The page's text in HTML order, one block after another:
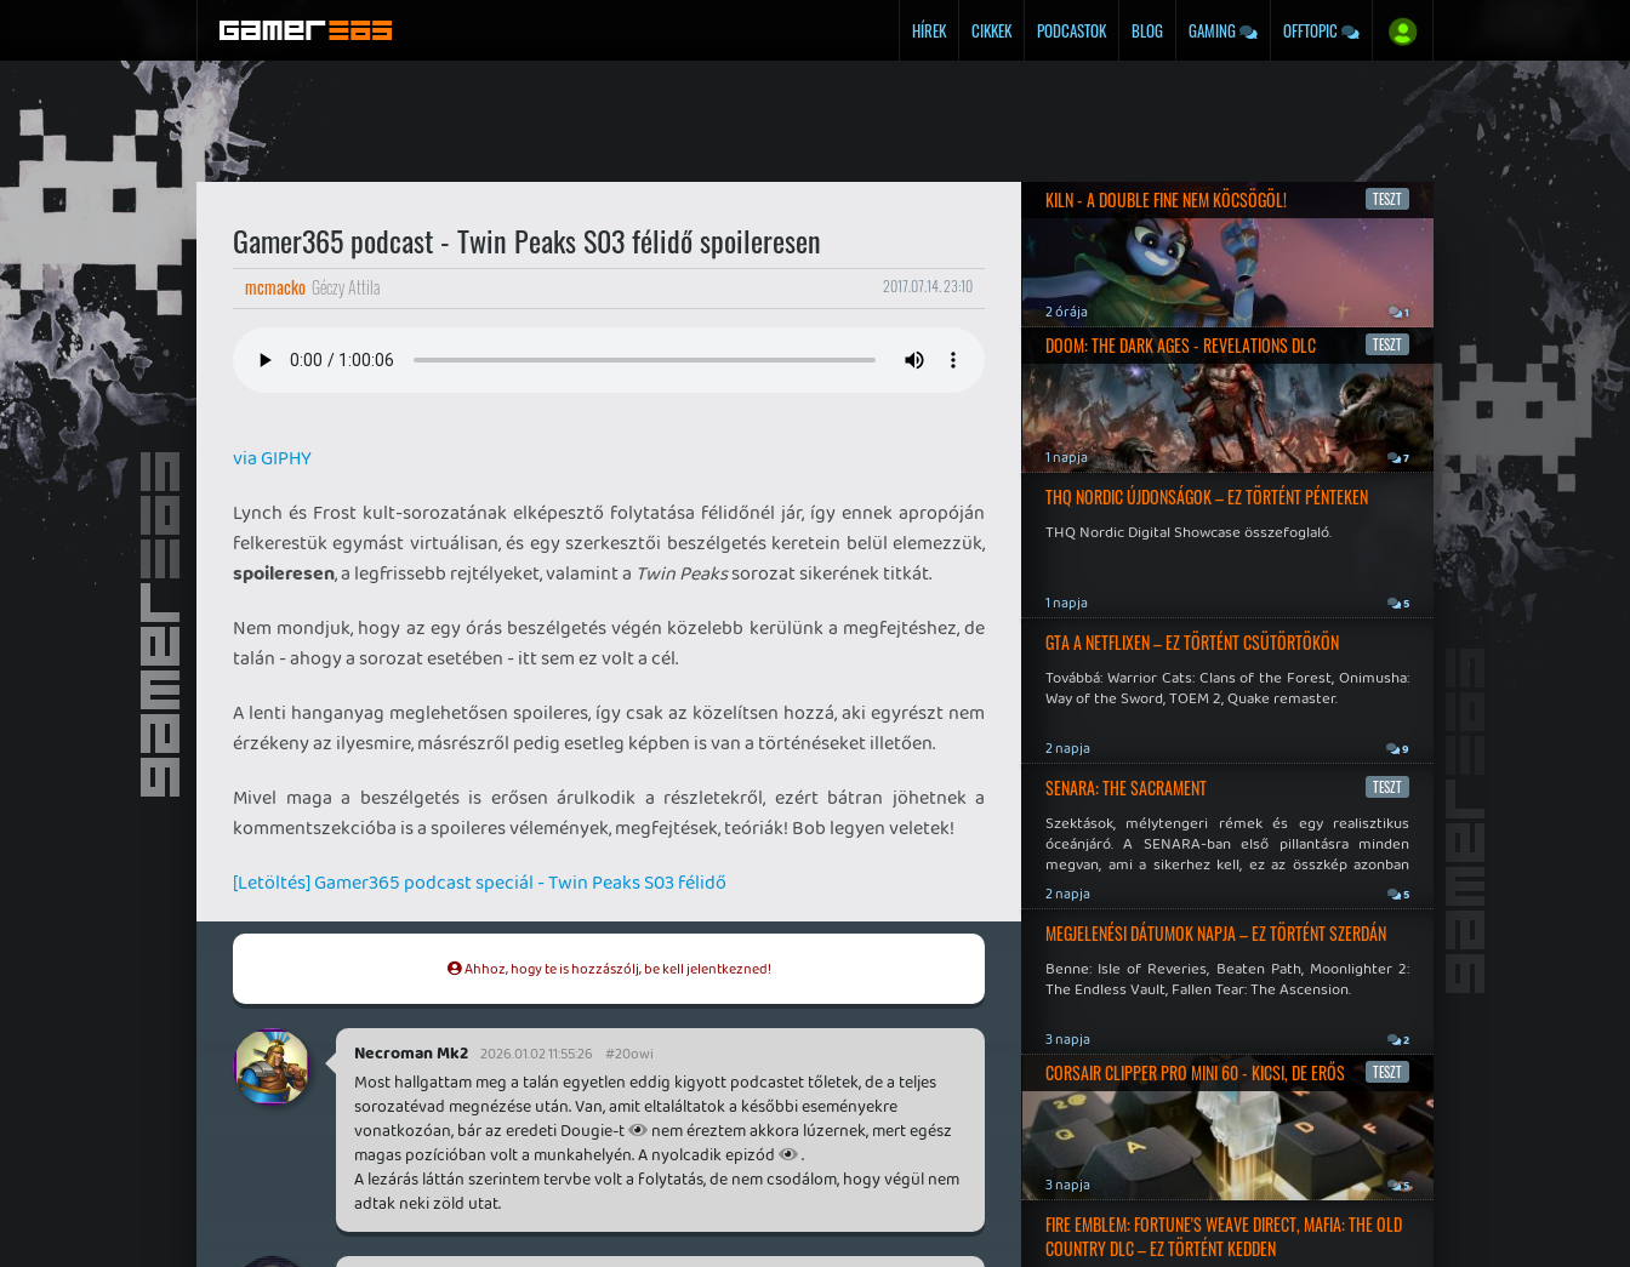
HÍREK CIKKEK PODCASTOK BLOG GAMING OFFTOPIC
Gamer365 podcast - Twin Peaks S03 félidő spoileresen
mcmacko Géczy Attila 2017.07.14. 23:10
via GIPHY
Lynch és Frost kult-sorozatának elképesztő folytatása félidőnél jár, így ennek apropóján
felkerestük egymást virtuálisan, és egy szerkesztői beszélgetés keretein belül elemezzük,
spoileresen, a legfrissebb rejtélyeket, valamint a Twin Peakssorozat sikerének titkát.
Nem mondjuk, hogy az egy órás beszélgetés végén közelebb kerülünk a megfejtéshez, de
talán - ahogy a sorozat esetében - itt sem ez volt a cél.
A lenti hanganyag meglehetősen spoileres, így csak az közelítsen hozzá, aki egyrészt nem
érzékeny az ilyesmire, másrészről pedig esetleg képben is van a történéseket illetően.
Mivel maga a beszélgetés is erősen árulkodik a részletekről, ezért bátran jöhetnek a
kommentszekcióba is a spoileres vélemények, megfejtések, teóriák! Bob legyen veletek!
[Letöltés] Gamer365 podcast speciál - Twin Peaks S03 félidő
Ahhoz, hogy te is hozzászólj, be kell jelentkezned!
Necroman Mk2 2026.01.02 11:55:26 #20owi
Most hallgattam meg a talán egyetlen eddig kigyott podcastet tőletek, de a teljes
sorozatévad megnézése után. Van, amit eltaláltatok a későbbi eseményekre
vonatkozóan, bár az eredeti Dougie-t
nem éreztem akkora lúzernek, mert egész
magas pozícióban volt a munkahelyén. A nyolcadik epizód
.
A lezárás láttán szerintem tervbe volt a folytatás, de nem csodálom, hogy végül nem
adtak neki zöld utat.
KILN - A DOUBLE FINE NEM KÖCSÖGÖL! TESZT
2 órája 1
DOOM: THE DARK AGES - REVELATIONS DLC TESZT
1 napja 7
THQ NORDIC ÚJDONSÁGOK – EZ TÖRTÉNT PÉNTEKEN
THQ Nordic Digital Showcase összefoglaló.
1 napja 5
GTA A NETFLIXEN – EZ TÖRTÉNT CSÜTÖRTÖKÖN
Továbbá: Warrior Cats: Clans of the Forest, Onimusha:
Way of the Sword, TOEM 2, Quake remaster.
2 napja 9
SENARA: THE SACRAMENT TESZT
Szektások, mélytengeri rémek és egy realisztikus
óceánjáró. A SENARA-ban első pillantásra minden
megvan, ami a sikerhez kell, ez az összkép azonban
becsapós.
2 napja 5
MEGJELENÉSI DÁTUMOK NAPJA – EZ TÖRTÉNT SZERDÁN
Benne: Isle of Reveries, Beaten Path, Moonlighter 2:
The Endless Vault, Fallen Tear: The Ascension.
3 napja 2
CORSAIR CLIPPER PRO MINI 60 - KICSI, DE ERŐS TESZT
3 napja 5
FIRE EMBLEM: FORTUNE'S WEAVE DIRECT, MAFIA: THE OLD
COUNTRY DLC – EZ TÖRTÉNT KEDDEN